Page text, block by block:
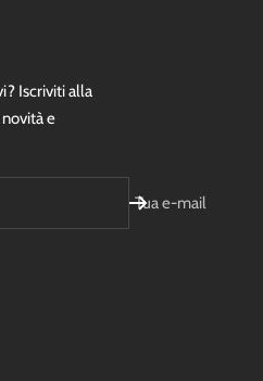
Iscriviti alla
e
Tua e-mail